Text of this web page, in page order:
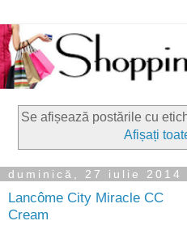
Se afișează postările cu
Afișați
duminică, 27 iulie 2014
Lancôme City Miracle CC
Cream